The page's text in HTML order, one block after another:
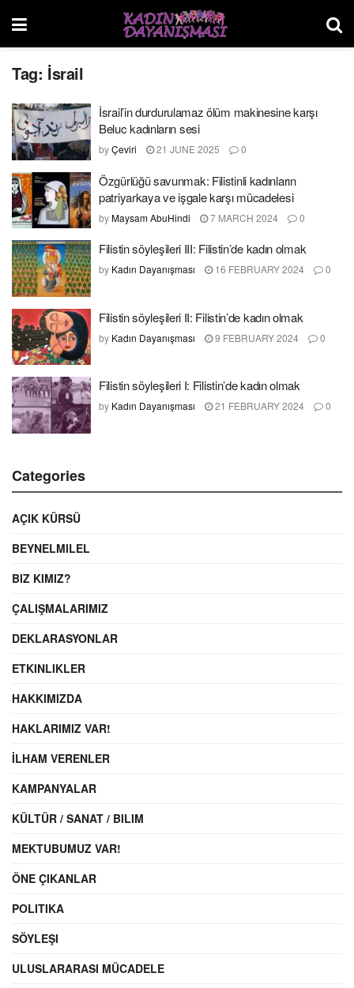
Tag: İsrail
İsrail’in durdurulamaz ölüm makinesine karşı
Beluc kadınların sesi
byÇeviri 21 JUNE 2025 0
Özgürlüğü savunmak: Filistinli kadınların
patriyarkaya ve işgale karşı mücadelesi
byMaysam AbuHindi 7 MARCH 2024 0
Filistin söyleşileri III: Filistin’de kadın olmak
by Kadın Dayanışması 16 FEBRUARY 2024 0
Filistin söyleşileri II: Filistin’de kadın olmak
by Kadın Dayanışması 9 FEBRUARY 2024 0
Filistin söyleşileri I: Filistin’de kadın olmak
by Kadın Dayanışması 21 FEBRUARY 2024 0
Categories
AÇIK KÜRSÜ
BEYNELMILEL
BIZ KIMIZ?
ÇALIŞMALARIMIZ
DEKLARASYONLAR
ETKINLIKLER
HAKKIMIZDA
HAKLARIMIZ VAR!
İLHAM VERENLER
KAMPANYALAR
KÜLTÜR / SANAT / BILIM
MEKTUBUMUZ VAR!
ÖNE ÇIKANLAR
POLITIKA
SÖYLEŞI
ULUSLARARASI MÜCADELE